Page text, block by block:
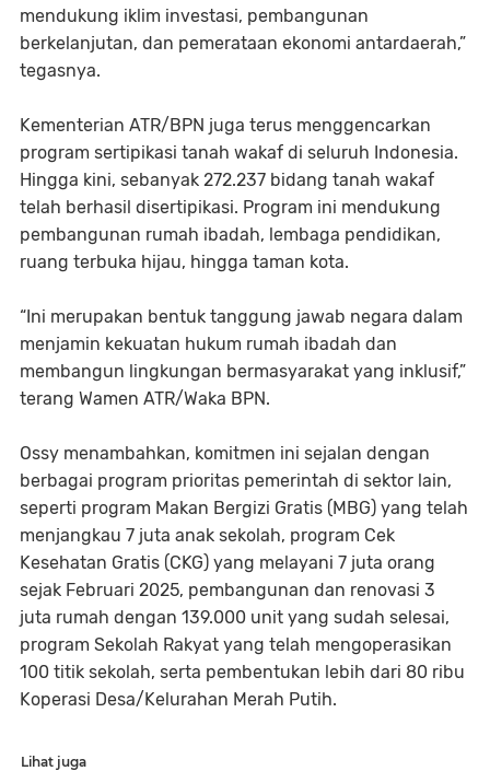
mendukung iklim investasi, pembangunan
berkelanjutan, dan pemerataan ekonomi antardaerah,”
tegasnya.
Kementerian ATR/BPN juga terus menggencarkan
program sertipikasi tanah wakaf di seluruh Indonesia.
Hingga kini, sebanyak 272.237 bidang tanah wakaf
telah berhasil disertipikasi. Program ini mendukung
pembangunan rumah ibadah, lembaga pendidikan,
ruang terbuka hijau, hingga taman kota.
“Ini merupakan bentuk tanggung jawab negara dalam
menjamin kekuatan hukum rumah ibadah dan
membangun lingkungan bermasyarakat yang inklusif,”
terang Wamen ATR/Waka BPN.
Ossy menambahkan, komitmen ini sejalan dengan
berbagai program prioritas pemerintah di sektor lain,
seperti program Makan Bergizi Gratis (MBG) yang telah
menjangkau 7 juta anak sekolah, program Cek
Kesehatan Gratis (CKG) yang melayani 7 juta orang
sejak Februari 2025, pembangunan dan renovasi 3
juta rumah dengan 139.000 unit yang sudah selesai,
program Sekolah Rakyat yang telah mengoperasikan
100 titik sekolah, serta pembentukan lebih dari 80 ribu
Koperasi Desa/Kelurahan Merah Putih.
Lihat juga